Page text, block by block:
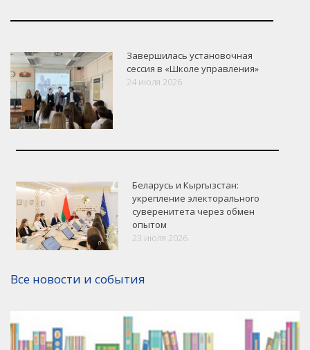
VK Google+ Facebook
Завершилась установочная
сессия в «Школе управления»
24 июля 2026
Беларусь и Кыргызстан:
укрепление электорального
суверенитета через обмен
опытом
23 июля 2026
Все новости и события